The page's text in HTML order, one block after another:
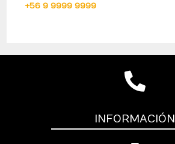
+56 9 9999 9999
INFORMACIÓN